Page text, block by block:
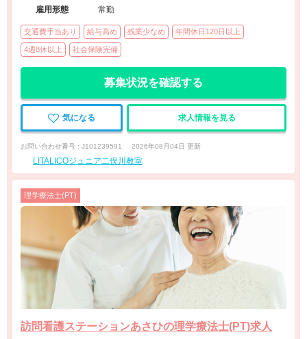
雇用形態
常勤
交通費手当あり 給与高め 残業少なめ 年間休日120日以上
4週8休以上 社会保険完備
募集状況を確認する
気になる 求人情報を見る
お問い合わせ番号 : J101239591 2026年08月04日 更新
LITALICOジュニア二俣川教室
理学療法士(PT)
訪問看護ステーションあさひの理学療法士(PT)求人